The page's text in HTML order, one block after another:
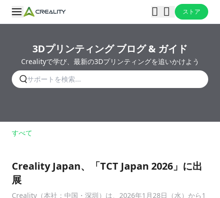
ストア
3Dプリンティング ブログ & ガイド
Crealityで学び、最新の3Dプリンティングを追いかけよう
すべて
Creality Japan、「TCT Japan 2026」に出
展
Creality（本社：中国・深圳）は、2026年1月28日（水）から1